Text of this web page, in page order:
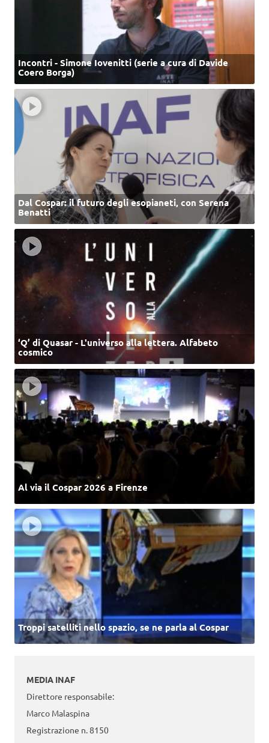
Incontri - Simone Iovenitti (serie a cura di Davide
Coero Borga)
Dal Cospar: il futuro degli esopianeti, con Serena
Benatti
‘Q’ di Quasar - L'universo alla lettera. Alfabeto
cosmico
Al via il Cospar 2026 a Firenze
Troppi satelliti nello spazio, se ne parla al Cospar
MEDIA INAF
Direttore responsabile:
Marco Malaspina
Registrazione n. 8150